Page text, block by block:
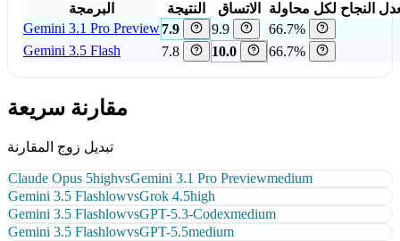
البرمجة النتيجة الاتساق
النجاح لكل محاولة
Gemini 3.1 Pro Preview7.9 9.9
66.7%
Gemini 3.5 Flash
7.8 10.0 66.7%
مقارنة سريعة
تبديل زوج المقارنة
Claude Opus 5highvsGemini 3.1 Pro Previewmedium
Gemini 3.5 FlashlowvsGrok 4.5high
Gemini 3.5 FlashlowvsGPT-5.3-Codexmedium
Gemini 3.5 FlashlowvsGPT-5.5medium